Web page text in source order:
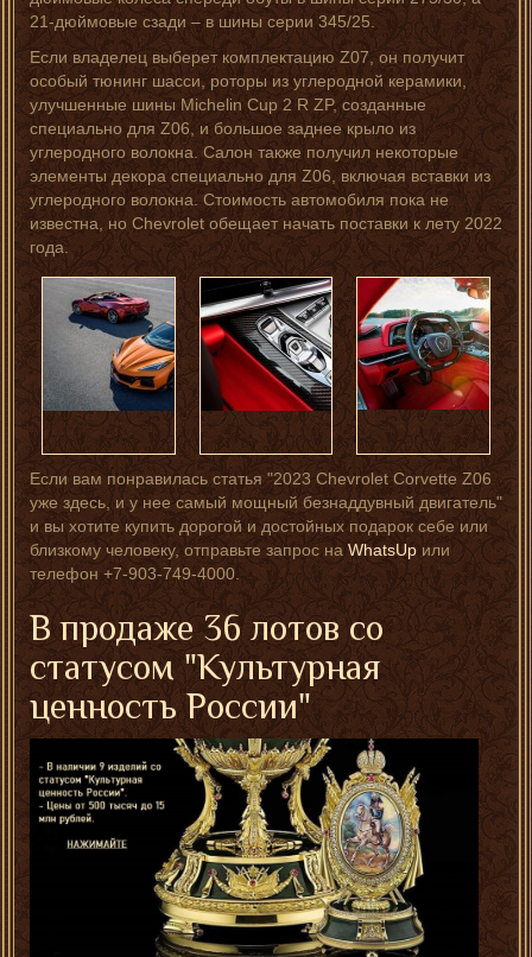
21-дюймовые сзади – в шины серии 345/25.
Если владелец выберет комплектацию Z07, он получит
особый тюнинг шасси, роторы из углеродной керамики,
улучшенные шины Michelin Cup 2 R ZP, созданные
специально для Z06, и большое заднее крыло из
углеродного волокна. Салон также получил некоторые
элементы декора специально для Z06, включая вставки из
углеродного волокна. Стоимость автомобиля пока не
известна, но Chevrolet обещает начать поставки к лету 2022
года.
Если вам понравилась статья "2023 Chevrolet Corvette Z06
уже здесь, и у нее самый мощный безнаддувный двигатель"
и вы хотите купить дорогой и достойных подарок себе или
близкому человеку, отправьте запрос наWhatsUpили
телефон +7-903-749-4000.
В продаже 36 лотов со
статусом "Культурная
ценность России"